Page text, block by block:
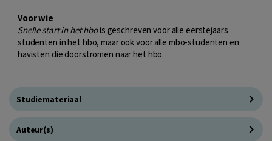
Voor wie
Snelle start in het hbois geschreven voor alle eerstejaars
studenten in het hbo, maar ook voor alle mbo-studenten en
havisten die doorstromen naar het hbo.
Studiemateriaal
Auteur(s)